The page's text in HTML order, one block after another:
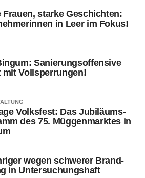
Frau­en, star­ke Geschich­ten:
in Leer im Fokus!
Sanie­rungs­of­fen­si­ve
mit Vollsperrungen!
Volks­fest: Das Jubi­lä­ums­
des 75. Müg­gen­mark­tes in
wegen schwe­rer Brand­
in Untersuchungshaft